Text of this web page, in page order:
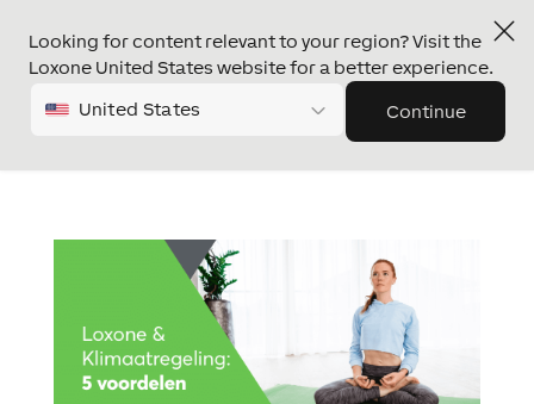
Looking for content relevant to your region? Visit the
Loxone United States website for a better experience.
United States Continue